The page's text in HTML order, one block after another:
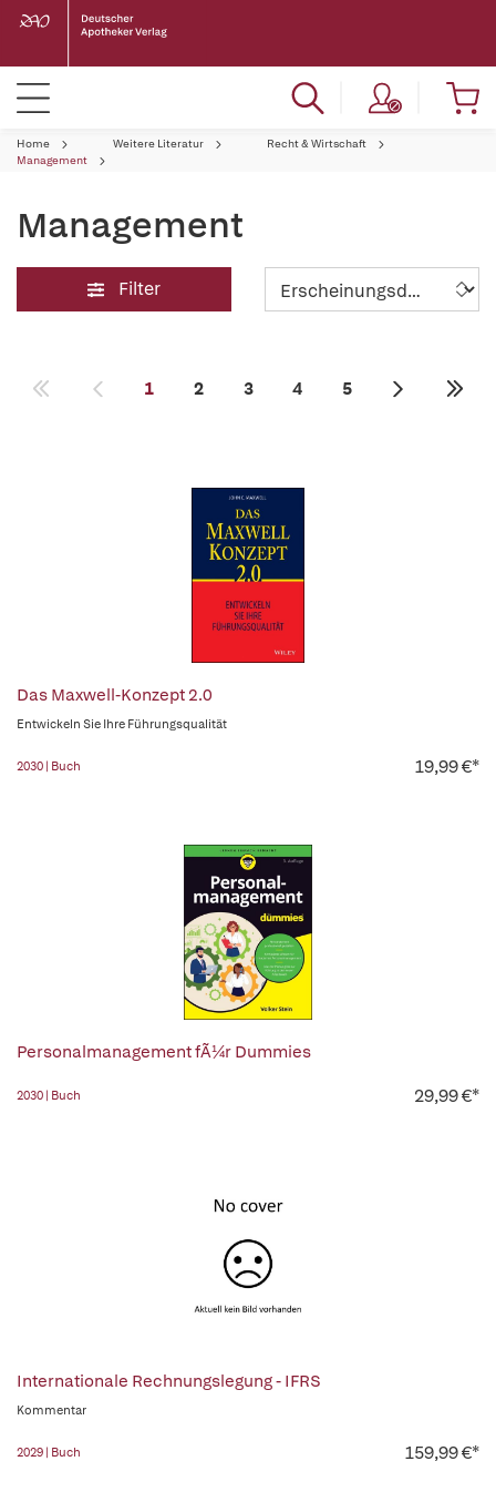
Home Weitere Literatur
Recht & Wirtschaft
Management
Management
Filter
1 2 3 4 5
Das Maxwell-Konzept 2.0
Entwickeln Sie Ihre Führungsqualität
2030 | Buch 19,99 €*
Personalmanagement fÃ¼r Dummies
2030 | Buch 29,99 €*
Internationale Rechnungslegung - IFRS
Kommentar
2029 | Buch 159,99 €*